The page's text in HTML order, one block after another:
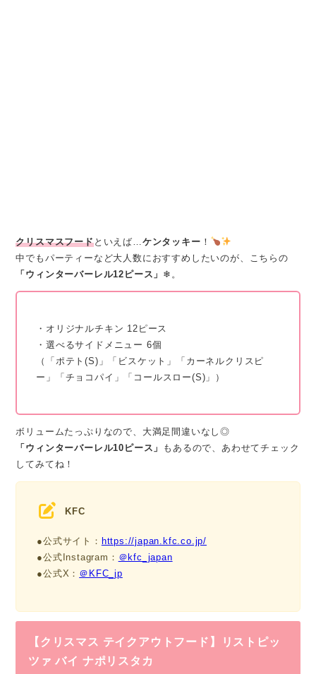
クリスマスフードといえば… ケンタッキー ！
中でもパーティーなど大人数におすすめしたいのが、こちらの
「ウィンターバーレル12ピース」 ❄。
・オリジナルチキン 12ピース
・選べるサイドメニュー 6個
（「ポテト(S)」「ビスケット」「カーネルクリスピ
ー」「チョコパイ」「コールスロー(S)」）
ボリュームたっぷりなので、大満足間違いなし◎
「ウィンターバーレル10ピース」
もあるので、あわせてチェック
してみてね！
KFC
●公式サイト： https://japan.kfc.co.jp/
●公式Instagram： ＠kfc_japan
●公式X： ＠KFC_jp
【クリスマス テイクアウトフード】リストピッ
ツァ バイ ナポリスタカ